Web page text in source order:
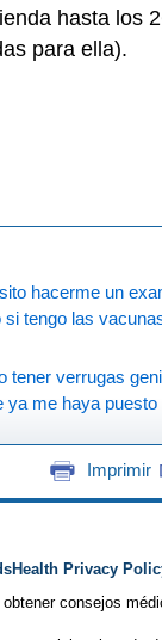
hasta los
para ella).
hacerme un
si tengo las
tener verrugas
ya me haya puesto
Imprimir
Privacy
consejos